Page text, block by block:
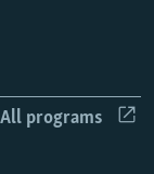
All programs